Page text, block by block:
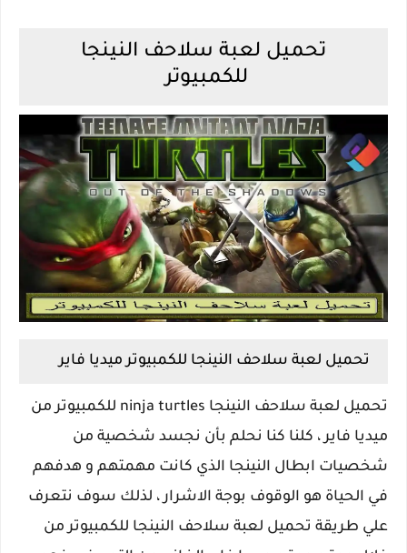
تحميل لعبة سلاحف النينجا
للكمبيوتر
تحميل لعبة سلاحف النينجا للكمبيوتر ميديا فاير
تحميل لعبة سلاحف النينجا ninja turtles للكمبيوتر من
ميديا فاير ، كلنا كنا نحلم بأن نجسد شخصية من
شخصيات ابطال النينجا الذي كانت مهمتهم و هدفهم
في الحياة هو الوقوف بوجة الاشرار ، لذلك سوف نتعرف
علي طريقة تحميل لعبة سلاحف النينجا للكمبيوتر من